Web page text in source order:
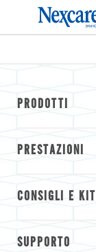
PRODOTTI
PRESTAZIONI
CONSIGLI E KIT
SUPPORTO